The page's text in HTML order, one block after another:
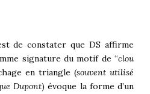
de constater que DS affirme
signature du motif de “clou
en triangle (souvent utilisé
Dupont) évoque la forme d’un